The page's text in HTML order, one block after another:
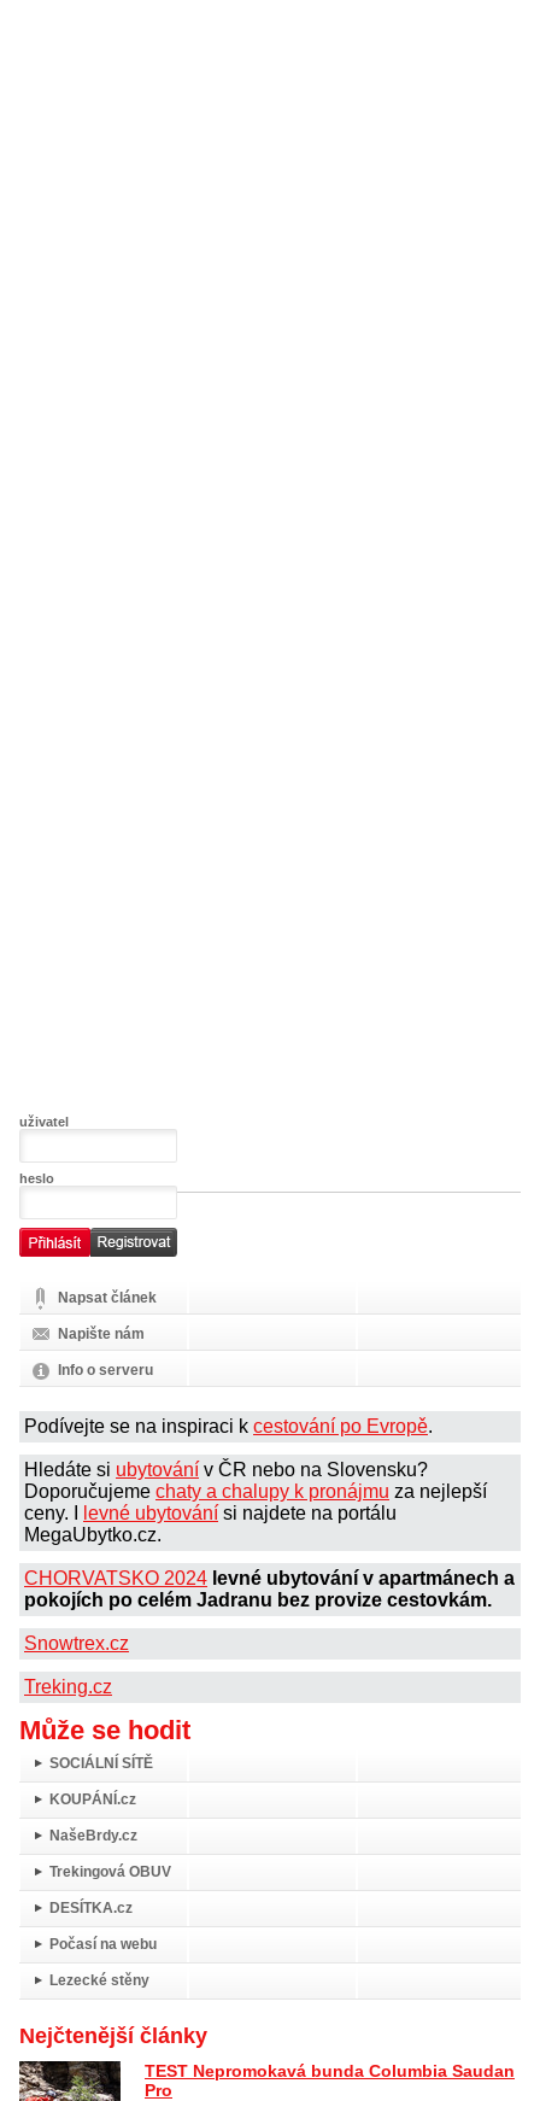
uživatel
heslo
Napsat článek
Napište nám
Info o serveru
Podívejte se na inspiraci k cestování po Evropě.
Hledáte si ubytování v ČR nebo na Slovensku?
Doporučujeme chaty a chalupy k pronájmu za nejlepší
ceny. I
levné ubytování si najdete na portálu
MegaUbytko.cz.
CHORVATSKO 2024 levné ubytování v apartmánech a
pokojích po celém Jadranu bez provize cestovkám.
Snowtrex.cz
Treking.cz
Může se hodit
SOCIÁLNÍ SÍTĚ
KOUPÁNÍ.cz
NašeBrdy.cz
Trekingová OBUV
DESÍTKA.cz
Počasí na webu
Lezecké stěny
Nejčtenější články
TEST Nepromokavá bunda Columbia Saudan
Pro